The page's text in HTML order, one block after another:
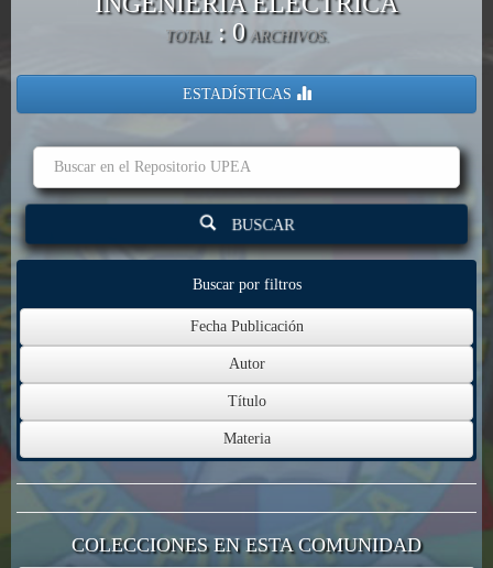
TOTAL : 0ARCHIVOS.
ESTADÍSTICAS
BUSCAR
Buscar por filtros
COLECCIONES EN ESTA COMUNIDAD